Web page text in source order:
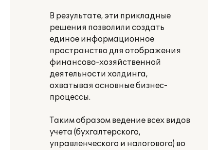
В результате, эти прикладные
решения позволили создать
единое информационное
пространство для отображения
финансово-хозяйственной
деятельности холдинга,
охватывая основные бизнес-
процессы.
Таким образом ведение всех видов
учета (бухгалтерского,
управленческого и налогового) во